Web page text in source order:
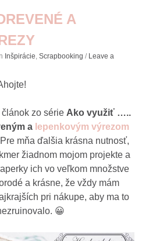
A
Inšpirácie ,Scrapbooking / Leave a
zo série Ako využiť …..
alepenkovým výrezom
mňa ďalšia krásna nutnosť,
žiadnom mojom projekte a
ich vo veľkom množstve
a krásne, že vždy mám
pri nákupe, aby ma to
😀